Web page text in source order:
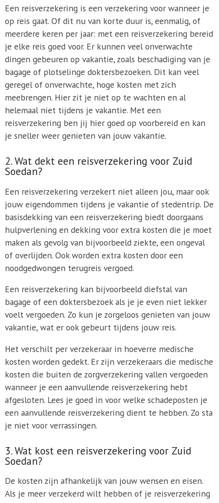
Een reisverzekering is een verzekering voor wanneer je
op reis gaat. Of dit nu van korte duur is, eenmalig, of
meerdere keren per jaar: met een reisverzekering bereid
je elke reis goed voor. Er kunnen veel onverwachte
dingen gebeuren op vakantie, zoals beschadiging van je
bagage of plotselinge doktersbezoeken. Dit kan veel
geregel of onverwachte, hoge kosten met zich
meebrengen. Hier zit je niet op te wachten en al
helemaal niet tijdens je vakantie. Met een
reisverzekering ben jij hier goed op voorbereid en kan
je sneller weer genieten van jouw vakantie.
2. Wat dekt een reisverzekering voor Zuid
Soedan?
Een reisverzekering verzekert niet alleen jou, maar ook
jouw eigendommen tijdens je vakantie of stedentrip. De
basisdekking van een reisverzekering biedt doorgaans
hulpverlening en dekking voor extra kosten die je moet
maken als gevolg van bijvoorbeeld ziekte, een ongeval
of overlijden. Ook worden extra kosten door een
noodgedwongen terugreis vergoed.
Een reisverzekering kan bijvoorbeeld diefstal van
bagage of een doktersbezoek als je je even niet lekker
voelt vergoeden. Zo kun je zorgeloos genieten van jouw
vakantie, wat er ook gebeurt tijdens jouw reis.
Het verschilt per verzekeraar in hoeverre medische
kosten worden gedekt. Er zijn verzekeraars die medische
kosten die buiten de zorgverzekering vallen vergoeden
wanneer je een aanvullende reisverzekering hebt
afgesloten. Lees je goed in voor welke schadeposten je
een aanvullende reisverzekering dient te hebben. Zo sta
je niet voor verrassingen.
3. Wat kost een reisverzekering voor Zuid
Soedan?
De kosten zijn afhankelijk van jouw wensen en eisen.
Als je meer verzekerd wilt hebben of je reisverzekering